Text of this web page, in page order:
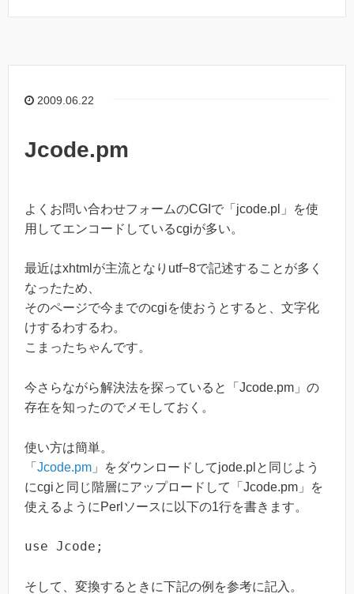
2009.06.22
Jcode.pm
よくお問い合わせフォームのCGIで「jcode.pl」を使
用してエンコードしているcgiが多い。
最近はxhtmlが主流となりutf−8で記述することが多く
なったため、
そのページで今までのcgiを使おうとすると、文字化
けするわするわ。
こまったちゃんです。
今さらながら解決法を探っていると「Jcode.pm」の
存在を知ったのでメモしておく。
使い方は簡単。
「 Jcode.pm 」をダウンロードしてjode.plと同じよう
にcgiと同じ階層にアップロードして「Jcode.pm」を
使えるようにPerlソースに以下の1行を書きます。
use Jcode;
そして、変換するときに下記の例を参考に記入。